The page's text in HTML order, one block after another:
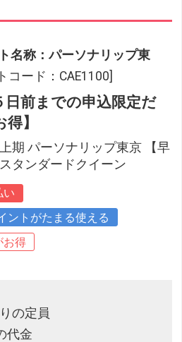
名称：パーソナリップ東
コード：CAE1100]
日前までの申込限定だ
】
期 パーソナリップ東京 【早
タンダードクイーン
い
ントがたまる使える
お得
の定員
代金